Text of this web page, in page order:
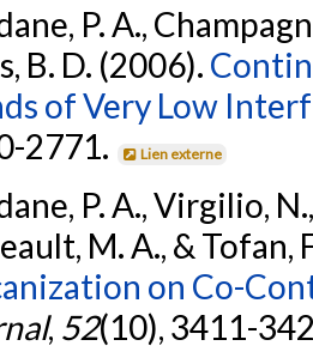
P. A.,
B. D. (2006).
of Very Low
2771.
Lien externe
P. A., Virgilio,
M. A., & Tofan,
on Co-
, 52(10), 3411-